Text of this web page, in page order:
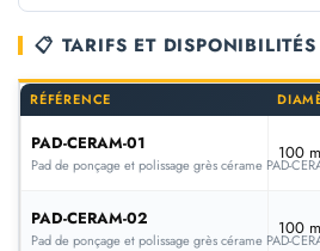
📋 TARIFS ET DISPONIBILITÉS
RÉFÉRENCE
PAD-CERAM-01
Pad de ponçage et polissage grès cérame PAD-
100
PAD-CERAM-02
Pad de ponçage et polissage grès cérame PAD-
100